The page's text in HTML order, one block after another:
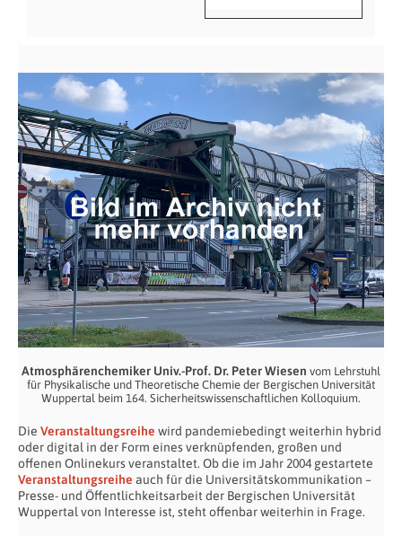
Atmosphärenchemiker Univ.-Prof. Dr. Peter Wiesen vom Lehrstuhl
für Physikalische und Theoretische Chemie der Bergischen Universität
Wuppertal beim 164. Sicherheitswissenschaftlichen Kolloquium.
Die Veranstaltungsreihe wird pandemiebedingt weiterhin hybrid
oder digital in der Form eines verknüpfenden, großen und
offenen Onlinekurs veranstaltet. Ob die im Jahr 2004 gestartete
Veranstaltungsreihe auch für die Universitätskommunikation –
Presse- und Öffentlichkeitsarbeit der Bergischen Universität
Wuppertal von Interesse ist, steht offenbar weiterhin in Frage.